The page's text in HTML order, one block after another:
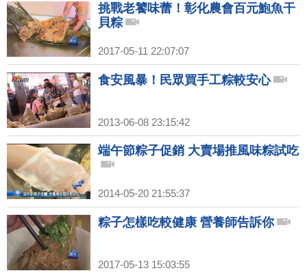
挑戰老饕味蕾！彰化農會百元鮑魚干
貝粽
2017-05-11 22:07:07
食安風暴！民眾買手工粽較安心
2013-06-08 23:15:42
端午節粽子促銷 大賣場推風味粽試吃
2014-05-20 21:55:37
粽子怎樣吃較健康 營養師告訴你
2017-05-13 15:03:55